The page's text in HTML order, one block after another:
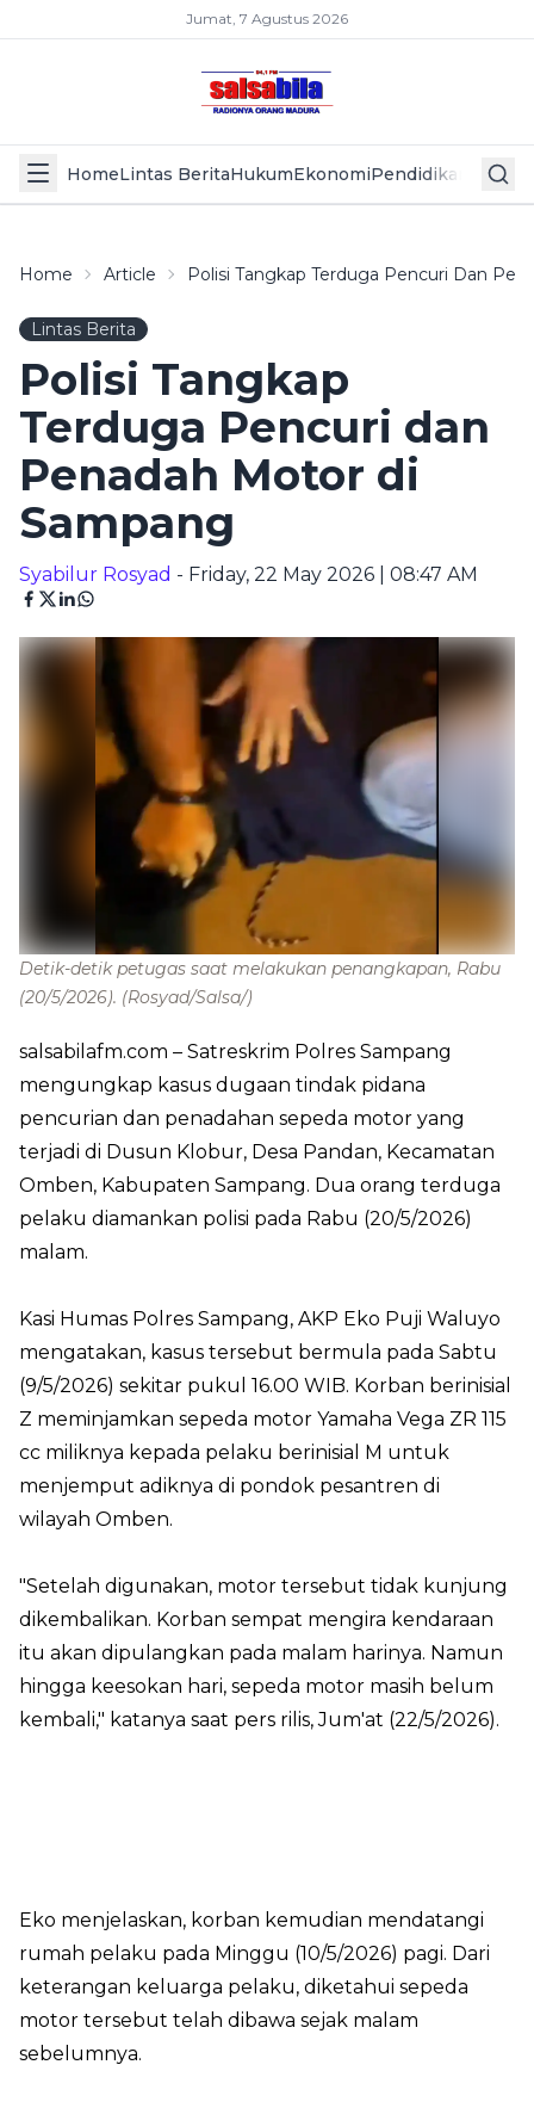
Jumat, 7 Agustus 2026
HomeLintas BeritaHukumEkonomiPendidikan Politik
Home Article Polisi Tangkap Terduga Pencuri Dan
Lintas Berita
Polisi Tangkap
Terduga Pencuri dan
Penadah Motor di
Sampang
Syabilur Rosyad - Friday, 22 May 2026 | 08:47 AM
Detik-detik petugas saat melakukan penangkapan, Rabu
(20/5/2026). (Rosyad/Salsa/)
salsabilafm.com – Satreskrim Polres Sampang
mengungkap kasus dugaan tindak pidana
pencurian dan penadahan sepeda motor yang
terjadi di Dusun Klobur, Desa Pandan, Kecamatan
Omben, Kabupaten Sampang. Dua orang terduga
pelaku diamankan polisi pada Rabu (20/5/2026)
malam.
Kasi Humas Polres Sampang, AKP Eko Puji Waluyo
mengatakan, kasus tersebut bermula pada Sabtu
(9/5/2026) sekitar pukul 16.00 WIB. Korban berinisial
Z meminjamkan sepeda motor Yamaha Vega ZR 115
cc miliknya kepada pelaku berinisial M untuk
menjemput adiknya di pondok pesantren di
wilayah Omben.
"Setelah digunakan, motor tersebut tidak kunjung
dikembalikan. Korban sempat mengira kendaraan
itu akan dipulangkan pada malam harinya. Namun
hingga keesokan hari, sepeda motor masih belum
kembali," katanya saat pers rilis, Jum'at (22/5/2026).
Eko menjelaskan, korban kemudian mendatangi
rumah pelaku pada Minggu (10/5/2026) pagi. Dari
keterangan keluarga pelaku, diketahui sepeda
motor tersebut telah dibawa sejak malam
sebelumnya.